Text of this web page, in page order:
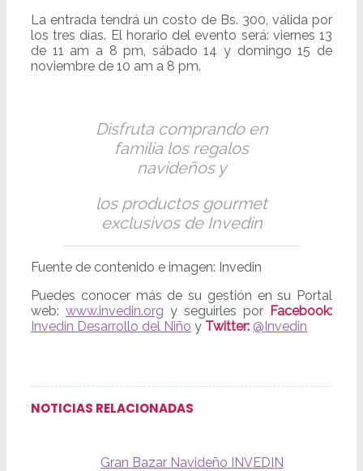
La entrada tendrá un costo de Bs. 300, válida por
los tres días. El horario del evento será: viernes 13
de 11 am a 8 pm, sábado 14 y domingo 15 de
noviembre de 10 am a 8 pm.
Disfruta comprando en
familia los regalos
navideños y
los productos gourmet
exclusivos de Invedin
Fuente de contenido e imagen: Invedin
Puedes conocer más de su gestión en su Portal
web: www.invedin.org y seguirles por Facebook:
Invedin Desarrollo del Niño y Twitter: @Invedin
NOTICIAS RELACIONADAS
Gran Bazar Navideño INVEDIN